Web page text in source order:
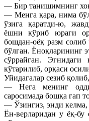
— Бир танишимнинг
— Менга қара, нима
ўзига қаратди-ю,
ёшни кўриб юраги
бошдан-оёқ разм
бўлган. Ёноқларининг
сўррайган. Эгнидаги
кўтарилиб, орқаси
Уйидагалар сезиб
— Нега менинг
саросимада бошқа гап
— Ўзингиз, энди келма,
Ён-верларидан у ёқ-бу